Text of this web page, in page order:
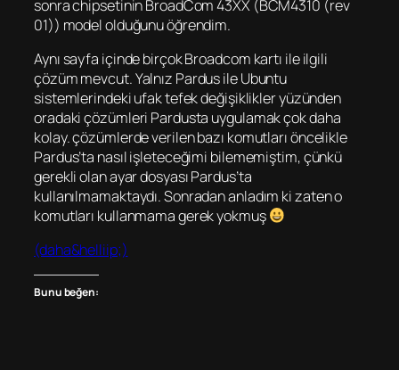
sonra chipsetinin BroadCom 43XX (BCM4310 (rev
01)) model olduğunu öğrendim.
Aynı sayfa içinde birçok Broadcom kartı ile ilgili
çözüm mevcut. Yalnız Pardus ile Ubuntu
sistemlerindeki ufak tefek değişiklikler yüzünden
oradaki çözümleri Pardusta uygulamak çok daha
kolay. çözümlerde verilen bazı komutları öncelikle
Pardus’ta nasıl işleteceğimi bilememiştim, çünkü
gerekli olan ayar dosyası Pardus’ta
kullanılmamaktaydı. Sonradan anladım ki zaten o
komutları kullanmama gerek yokmuş
(daha&helliip;)
Bunu beğen: